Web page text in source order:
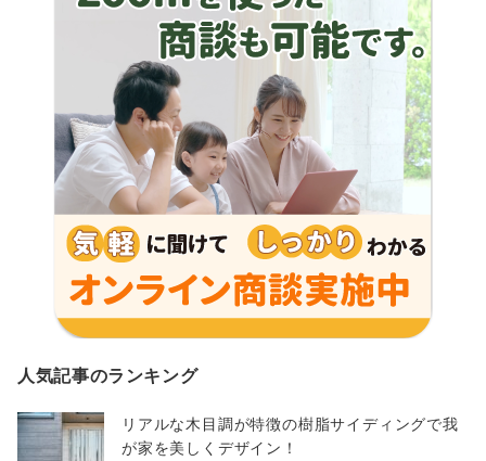
人気記事のランキング
リアルな木目調が特徴の樹脂サイディングで我
が家を美しくデザイン！